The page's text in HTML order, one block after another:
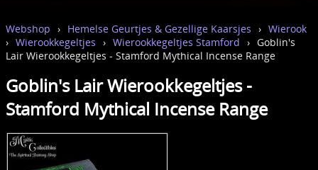
Webshop › Hemelse Geurtjes & Gezellige Kaarsjes › Wierook
› Wierookkegeltjes › Wierookkegeltjes Stamford › Goblin's
Lair Wierookkegeltjes - Stamford Mythical Incense Range
Goblin's Lair Wierookkegeltjes -
Stamford Mythical Incense Range